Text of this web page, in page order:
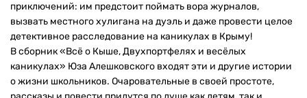
приключений: им предстоит поймать вора журналов,
вызвать местного хулигана на дуэль и даже провести целое
детективное расследование на каникулах в Крыму!
В сборник «Всё о Кыше, Двухпортфелях и весёлых
каникулах» Юза Алешковского входят эти и другие истории
о жизни школьников. Очаровательные в своей простоте,